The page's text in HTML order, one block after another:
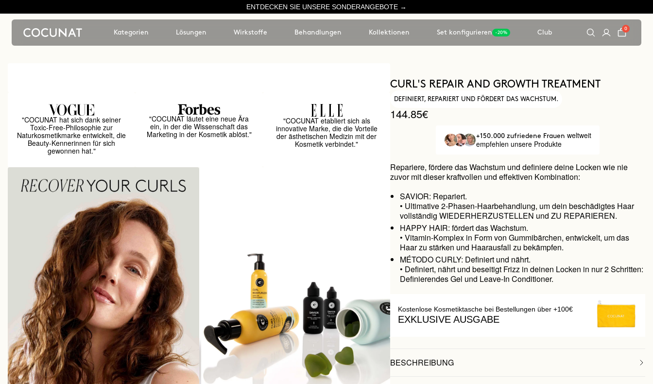
ENTDECKEN SIE UNSERE SONDERANGEBOTE →
Kategorien Lösungen Wirkstoffe Behandlungen Kollektionen Set konfigurieren -20% Club
0
"COCUNAT hat sich dank seiner
Toxic-Free-Philosophie zur
Naturkosmetikmarke entwickelt, die
Beauty-Kennerinnen für sich
gewonnen hat."
"COCUNAT läutet eine neue Ära
ein, in der die Wissenschaft das
Marketing in der Kosmetik ablöst."
"COCUNAT etabliert sich als
innovative Marke, die die Vorteile
der ästhetischen Medizin mit der
Kosmetik verbindet."
CURL'S REPAIR AND GROWTH TREATMENT
DEFINIERT, REPARIERT UND FÖRDERT DAS WACHSTUM.
144.85€
+150.000 zufriedene Frauenweltweit
empfehlen unsere Produkte
Repariere, fördere das Wachstum und definiere deine Locken wie nie
zuvor mit dieser kraftvollen und effektiven Kombination:
SAVIOR: Repariert.
• Ultimative 2-Phasen-Haarbehandlung, um dein beschädigtes Haar
vollständig WIEDERHERZUSTELLEN und ZU REPARIEREN.
HAPPY HAIR: fördert das Wachstum.
• Vitamin-Komplex in Form von Gummibärchen, entwickelt, um das
Haar zu stärken und Haarausfall zu bekämpfen.
MÉTODO CURLY: Definiert und nährt.
• Definiert, nährt und beseitigt Frizz in deinen Locken in nur 2 Schritten:
Definierendes Gel und Leave-In Conditioner.
Kostenlose Kosmetiktasche bei Bestellungen über +100€
EXKLUSIVE AUSGABE
BESCHREIBUNG